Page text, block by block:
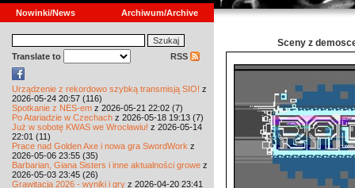
Nowinki/News Archiwum/Archive
Translate to RSS
Urządzenie z rekordowo szybką transmisją SIO! z
2026-05-24 20:57 (116)
Spotkanie z NES-em z 2026-05-21 22:02 (7)
Po Atariadzie w Czechach z 2026-05-18 19:13 (7)
Już w sobotę KWAS we Wrocławiu! z 2026-05-14
22:01 (11)
Prace nad Golden Axe i nowa gra SwordWork z
2026-05-06 23:55 (35)
Barbarian, Giana Sisters i inne aktualności growe z
2026-05-03 23:45 (26)
Grawitacja 2026 - wyniki i gry z 2026-04-20 23:41
Sceny z